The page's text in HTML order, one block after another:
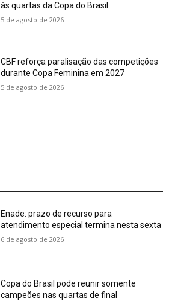
às quartas da Copa do Brasil
5 de agosto de 2026
CBF reforça paralisação das competições
durante Copa Feminina em 2027
5 de agosto de 2026
Enade: prazo de recurso para
atendimento especial termina nesta sexta
6 de agosto de 2026
Copa do Brasil pode reunir somente
campeões nas quartas de final